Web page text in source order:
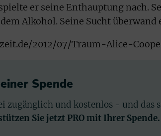
er seine Enthauptung nach.
Alkohol. Seine Sucht
2012/07/Traum-Alice-
Spende
zugänglich und kostenlos - und das
Sie jetzt PRO mit Ihrer Spende.